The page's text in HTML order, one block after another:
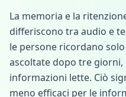
La memoria e la
differiscono tra audio e
le persone ricordano
ascoltate dopo tre giorni,
informazioni lette. Ciò
meno efficaci per le